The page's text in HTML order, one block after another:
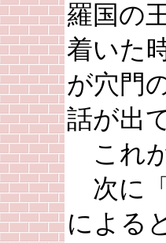
羅国の
着いた
が穴門
話が出
これ
次に「
による